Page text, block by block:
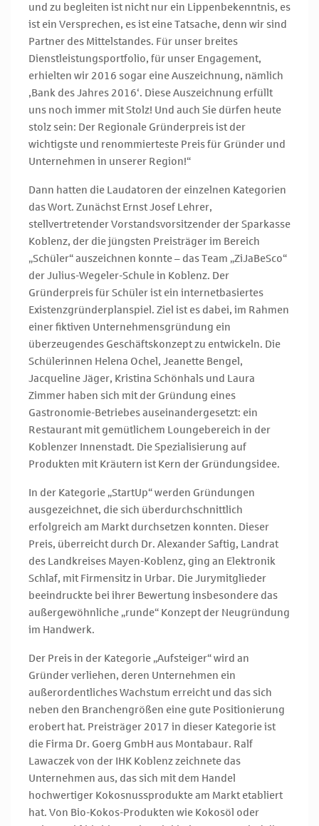
und zu begleiten ist nicht nur ein Lippenbekenntnis, es
ist ein Versprechen, es ist eine Tatsache, denn wir sind
Partner des Mittelstandes. Für unser breites
Dienstleistungsportfolio, für unser Engagement,
erhielten wir 2016 sogar eine Auszeichnung, nämlich
‚Bank des Jahres 2016‘. Diese Auszeichnung erfüllt
uns noch immer mit Stolz! Und auch Sie dürfen heute
stolz sein: Der Regionale Gründerpreis ist der
wichtigste und renommierteste Preis für Gründer und
Unternehmen in unserer Region!“
Dann hatten die Laudatoren der einzelnen Kategorien
das Wort. Zunächst Ernst Josef Lehrer,
stellvertretender Vorstandsvorsitzender der Sparkasse
Koblenz, der die jüngsten Preisträger im Bereich
„Schüler“ auszeichnen konnte – das Team „ZiJaBeSco“
der Julius-Wegeler-Schule in Koblenz. Der
Gründerpreis für Schüler ist ein internetbasiertes
Existenzgründerplanspiel. Ziel ist es dabei, im Rahmen
einer fiktiven Unternehmensgründung ein
überzeugendes Geschäftskonzept zu entwickeln. Die
Schülerinnen Helena Ochel, Jeanette Bengel,
Jacqueline Jäger, Kristina Schönhals und Laura
Zimmer haben sich mit der Gründung eines
Gastronomie-Betriebes auseinandergesetzt: ein
Restaurant mit gemütlichem Loungebereich in der
Koblenzer Innenstadt. Die Spezialisierung auf
Produkten mit Kräutern ist Kern der Gründungsidee.
In der Kategorie „StartUp“ werden Gründungen
ausgezeichnet, die sich überdurchschnittlich
erfolgreich am Markt durchsetzen konnten. Dieser
Preis, überreicht durch Dr. Alexander Saftig, Landrat
des Landkreises Mayen-Koblenz, ging an Elektronik
Schlaf, mit Firmensitz in Urbar. Die Jurymitglieder
beeindruckte bei ihrer Bewertung insbesondere das
außergewöhnliche „runde“ Konzept der Neugründung
im Handwerk.
Der Preis in der Kategorie „Aufsteiger“ wird an
Gründer verliehen, deren Unternehmen ein
außerordentliches Wachstum erreicht und das sich
neben den Branchengrößen eine gute Positionierung
erobert hat. Preisträger 2017 in dieser Kategorie ist
die Firma Dr. Goerg GmbH aus Montabaur. Ralf
Lawaczek von der IHK Koblenz zeichnete das
Unternehmen aus, das sich mit dem Handel
hochwertiger Kokosnussprodukte am Markt etabliert
hat. Von Bio-Kokos-Produkten wie Kokosöl oder